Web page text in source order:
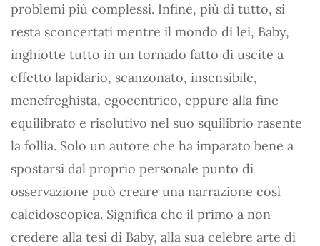
problemi più complessi. Infine, più di tutto, si
resta sconcertati mentre il mondo di lei, Baby,
inghiotte tutto in un tornado fatto di uscite a
effetto lapidario, scanzonato, insensibile,
menefreghista, egocentrico, eppure alla fine
equilibrato e risolutivo nel suo squilibrio rasente
la follia. Solo un autore che ha imparato bene a
spostarsi dal proprio personale punto di
osservazione può creare una narrazione così
caleidoscopica. Significa che il primo a non
credere alla tesi di Baby, alla sua celebre arte di